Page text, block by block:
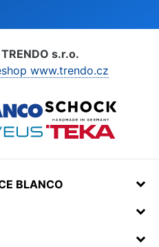
TRENDO s.r.o.
www.trendo.cz
BLANCO